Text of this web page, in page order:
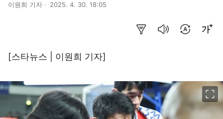
이원희 기자 2025. 4. 30. 18:05
[스타뉴스 | 이원희 기자]